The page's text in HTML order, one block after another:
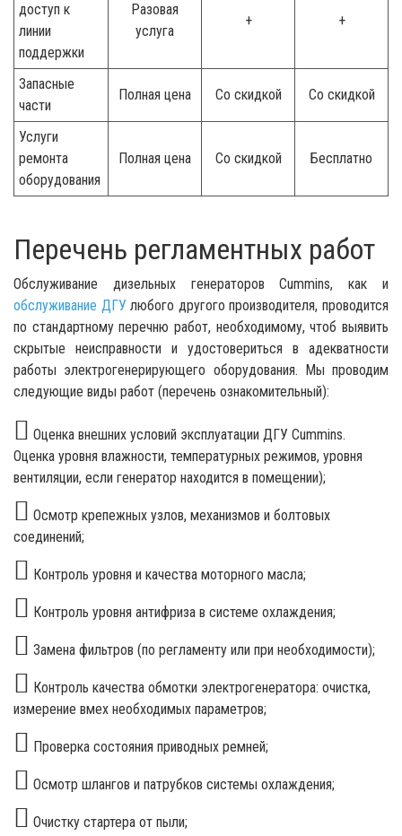
доступ к
линии
поддержки
Разовая
услуга
+ +
Запасные
части
Полная цена Со скидкой Со скидкой
Услуги
ремонта
оборудования
Полная цена Со скидкой Бесплатно
Перечень регламентных работ
Обслуживание дизельных генераторов Cummins, как и
обслуживание ДГУ любого другого производителя, проводится
по стандартному перечню работ, необходимому, чтоб выявить
скрытые неисправности и удостовериться в адекватности
работы электрогенерирующего оборудования. Мы проводим
следующие виды работ (перечень ознакомительный):
Оценка внешних условий эксплуатации ДГУ Cummins.
Оценка уровня влажности, температурных режимов, уровня
вентиляции, если генератор находится в помещении);
Осмотр крепежных узлов, механизмов и болтовых
соединений;
Контроль уровня и качества моторного масла;
Контроль уровня антифриза в системе охлаждения;
Замена фильтров (по регламенту или при необходимости);
Контроль качества обмотки электрогенератора: очистка,
измерение вмех необходимых параметров;
Проверка состояния приводных ремней;
Осмотр шлангов и патрубков системы охлаждения;
Очистку стартера от пыли;